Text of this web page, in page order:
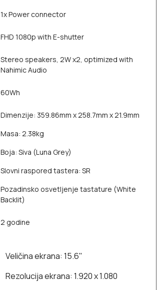
1x Power connector
FHD 1080p with E-shutter
Stereo speakers, 2W x2, optimized with
Nahimic Audio
60Wh
Dimenzije: 359.86mm x 258.7mm x 21.9mm
Masa: 2.38kg
Boja: Siva (Luna Grey)
Slovni raspored tastera: SR
Pozadinsko osvetljenje tastature (White
Backlit)
2 godine
Veličina ekrana: 15.6"
Rezolucija ekrana: 1.920 x 1.080